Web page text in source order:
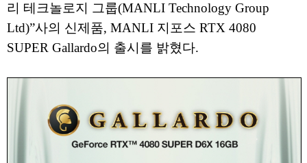
리 테크놀로지 그룹(MANLI Technology Group
Ltd)”사의 신제품, MANLI 지포스 RTX 4080
SUPER Gallardo의 출시를 밝혔다.